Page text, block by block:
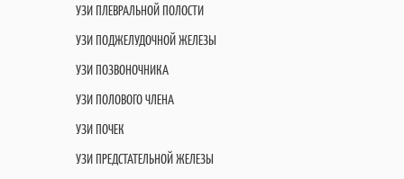
УЗИ ПЛЕВРАЛЬНОЙ ПОЛОСТИ
УЗИ ПОДЖЕЛУДОЧНОЙ ЖЕЛЕЗЫ
УЗИ ПОЗВОНОЧНИКА
УЗИ ПОЛОВОГО ЧЛЕНА
УЗИ ПОЧЕК
УЗИ ПРЕДСТАТЕЛЬНОЙ ЖЕЛЕЗЫ